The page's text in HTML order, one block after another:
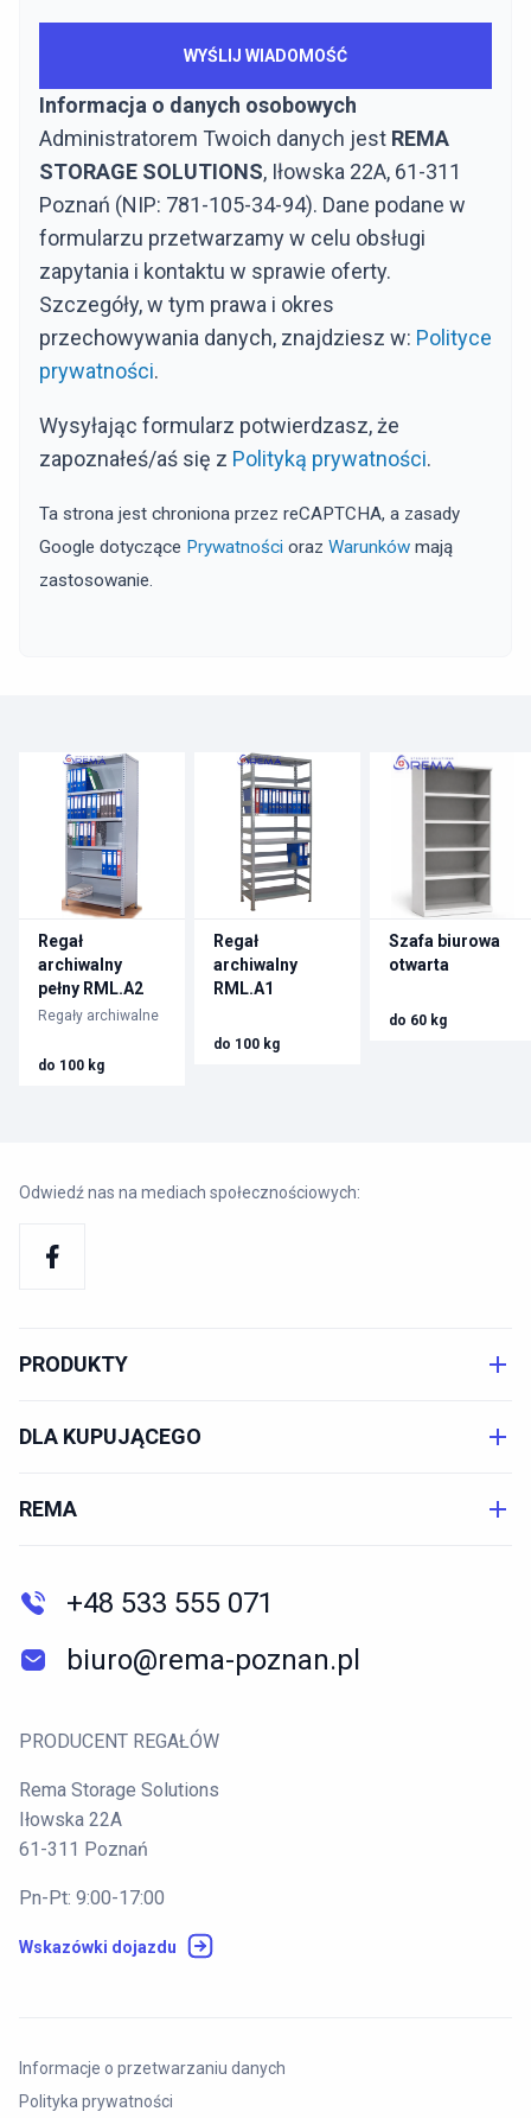
Informacja o danych osobowych
Administratorem Twoich danych jest REMA
STORAGE SOLUTIONS, Iłowska 22A, 61-311
Poznań (NIP: 781-105-34-94). Dane podane w
formularzu przetwarzamy w celu obsługi
zapytania i kontaktu w sprawie oferty.
Szczegóły, w tym prawa i okres
przechowywania danych, znajdziesz w: Polityce
prywatności.
Wysyłając formularz potwierdzasz, że
zapoznałeś/aś się z Polityką prywatności.
Ta strona jest chroniona przez reCAPTCHA, a zasady
Google dotyczące Prywatności oraz Warunków mają
zastosowanie.
Regał
archiwalny
pełny RML.A2
Regały archiwalne
do 100 kg
Regał
archiwalny
RML.A1
do 100 kg
Szafa biurowa
otwarta
do 60 kg
Odwiedź nas na mediach społecznościowych:
+48 533 555 071
biuro@rema-poznan.pl
PRODUCENT REGAŁÓW
Rema Storage Solutions
Iłowska 22A
61-311 Poznań
Pn-Pt: 9:00-17:00
Wskazówki dojazdu
PRODUKTY
DLA KUPUJĄCEGO
REMA
Informacje o przetwarzaniu danych
Polityka prywatności